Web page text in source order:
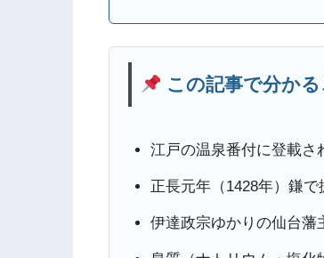
この記事で分かる
江戸の温泉番付に登載さ
正長元年（1428年）鎌
伊達政宗ゆかりの仙台藩